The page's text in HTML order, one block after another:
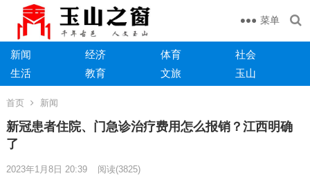
菜单
新闻 经济 体育
社会
生活
教育 文旅 玉山
首页 新闻
新冠患者住院、门急诊治疗费用怎么报销？江西明确
了
2023年1月8日 20:39 阅读(3825)